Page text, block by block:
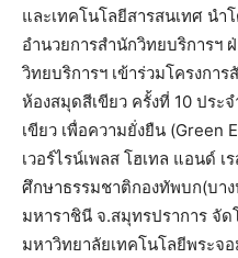
และเทคโนโลยีสารสนเทศ นำ
อำนวยการสำนักวิทยบริการฯ
วิทยบริการฯ เข้าร่วมโครงกา
ห้องสมุดสีเขียว ครั้งที่ 10 ประ
เขียว เพื่อความยั่งยืน (Green
เวอร์ไรน์เพลส โฮเทล แอนด์
ศึกษาธรรมชาติกองทัพบก(บา
มหาราชินี จ.สมุทรปราการ จั
มหาวิทยาลัยเทคโนโลยีพระจ